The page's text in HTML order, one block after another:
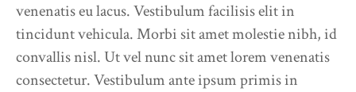
venenatis eu lacus. Vestibulum facilisis elit in
tincidunt vehicula. Morbi sit amet molestie nibh, id
convallis nisl. Ut vel nunc sit amet lorem venenatis
consectetur. Vestibulum ante ipsum primis in